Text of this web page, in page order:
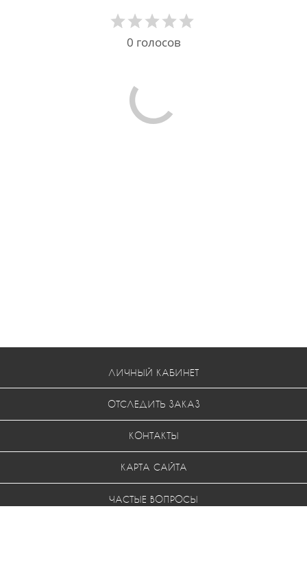
0 голосов
ЛИЧНЫЙ КАБИНЕТ
ОТСЛЕДИТЬ ЗАКАЗ
КОНТАКТЫ
КАРТА САЙТА
ЧАСТЫЕ ВОПРОСЫ